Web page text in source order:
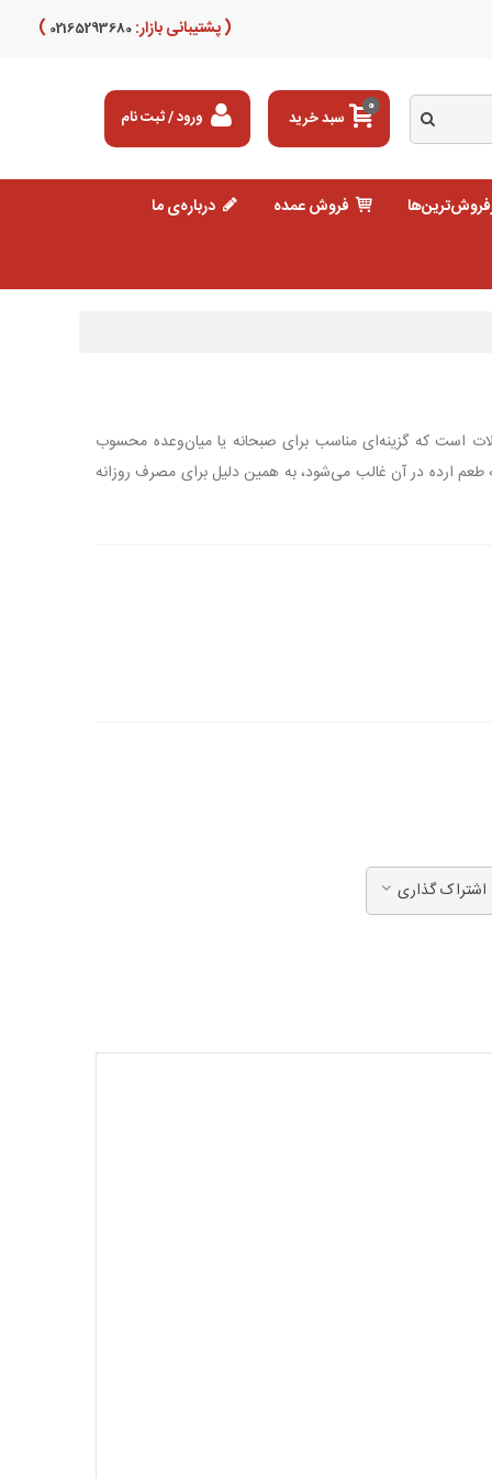
( پشتیبانی بازار: 02165293680
)
0
سبد خرید ورود / ثبت نام
فروش عمده درباره‌ی ما
است که گزینه‌ای مناسب برای صبحانه یا میان‌وعده محسوب
ارده در آن غالب می‌شود، به همین دلیل برای مصرف روزانه
اشتراک گذاری